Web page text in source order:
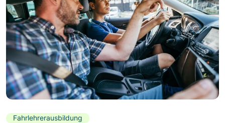
Fahrlehrerausbildung